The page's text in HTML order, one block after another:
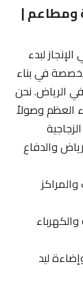
|
لبدء
في بناء
نحن
وصولاً
والدفاع
ليد